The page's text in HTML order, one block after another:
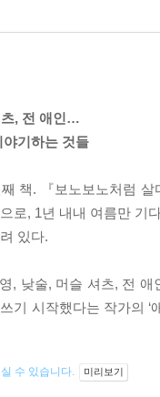
츠, 전 애인…
기하는 것들
책. 『보노보노처럼
로, 1년 내내 여름만 기
있다.
, 낮술, 머슬 셔츠, 전
기 시작했다는 작가의
수 있습니다. 미리보기